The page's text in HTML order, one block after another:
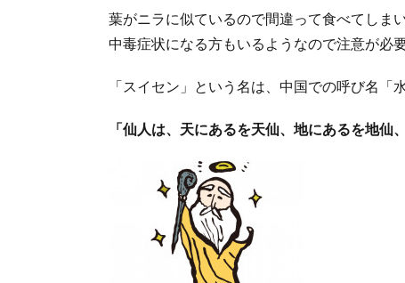
葉がニラに似ているので間違って食べてしま
中毒症状になる方もいるようなので注意が必
「スイセン」という名は、中国での呼び名「
「仙人は、天にあるを天仙、地にあるを地仙